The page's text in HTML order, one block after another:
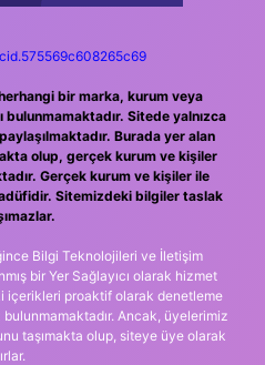
bir marka, kurum veya
bulunmamaktadır. Sitede yalnızca
Burada yer alan
olup, gerçek kurum ve kişiler
Gerçek kurum ve kişiler ile
Sitemizdeki bilgiler taslak
Bilgi Teknolojileri ve İletişim
bir Yer Sağlayıcı olarak hizmet
içerikleri proaktif olarak denetleme
Ancak, üyelerimiz
taşımakta olup, siteye üye olarak